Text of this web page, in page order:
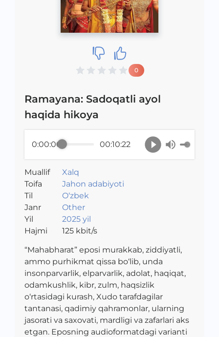
0
Ramayana: Sadoqatli ayol
haqida hikoya
0:00:00 00:10:22
Muallif
Xalq
Toifa
Jahon adabiyoti
Til
O‘zbek
Janr
Other
Yil
2025 yil
Hajmi
125kbit/s
“Mahabharat” eposi murakkab, ziddiyatli,
ammo purhikmat qissa bo‘lib, unda
insonparvarlik, elparvarlik, adolat, haqiqat,
odamkushlik, kibr, zulm, haqsizlik
o‘rtasidagi kurash, Xudo tarafdagilar
tantanasi, qadimiy qahramonlar, ularning
jasorati va saxovati, mardligi va zafarlari aks
etgan. Eposning audioformatdagi varianti